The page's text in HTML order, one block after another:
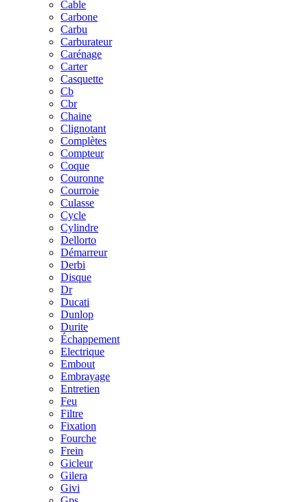
Cable
Carbone
Carbu
Carburateur
Carénage
Carter
Casquette
Cb
Cbr
Chaine
Clignotant
Complètes
Compteur
Coque
Couronne
Courroie
Culasse
Cycle
Cylindre
Dellorto
Démarreur
Derbi
Disque
Dr
Ducati
Dunlop
Durite
Échappement
Electrique
Embout
Embrayage
Entretien
Feu
Filtre
Fixation
Fourche
Frein
Gicleur
Gilera
Givi